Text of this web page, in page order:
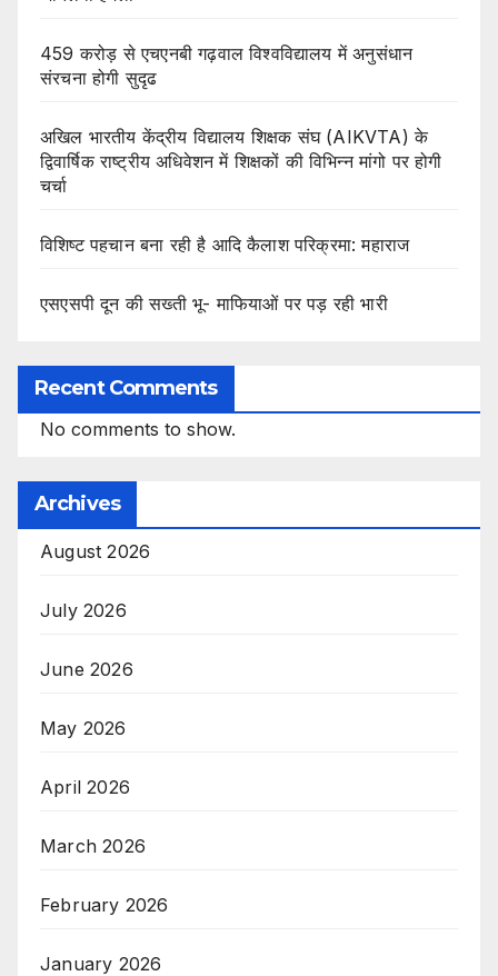
459 करोड़ से एचएनबी गढ़वाल विश्वविद्यालय में अनुसंधान
संरचना होगी सुदृढ
अखिल भारतीय केंद्रीय विद्यालय शिक्षक संघ (AIKVTA) के
द्विवार्षिक राष्ट्रीय अधिवेशन में शिक्षकों की विभिन्न मांगो पर होगी
चर्चा
विशिष्ट पहचान बना रही है आदि कैलाश परिक्रमा: महाराज
एसएसपी दून की सख्ती भू- माफियाओं पर पड़ रही भारी
Recent Comments
No comments to show.
Archives
August 2026
July 2026
June 2026
May 2026
April 2026
March 2026
February 2026
January 2026